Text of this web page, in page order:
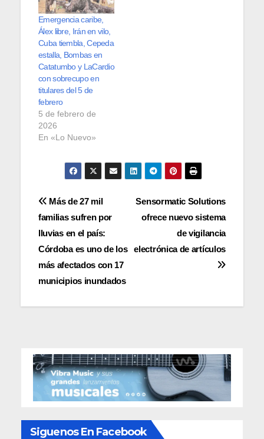
Emergencia caribe,
Álex libre, Irán en vilo,
Cuba tiembla, Cepeda
estalla, Bombas en
Catatumbo y LaCardio
con sobrecupo en
titulares del 5 de
febrero
5 de febrero de
2026
En «Lo Nuevo»
Navegación
de
entradas
Sensormatic Solutions
ofrece nuevo sistema
de vigilancia
electrónica de artículos
Más de 27 mil
familias sufren por
lluvias en el país:
Córdoba es uno de los
más afectados con 17
municipios inundados
Siguenos En Facebook